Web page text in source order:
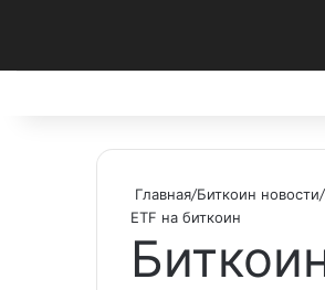
Главная/Биткоин новости/
ETF на биткоин